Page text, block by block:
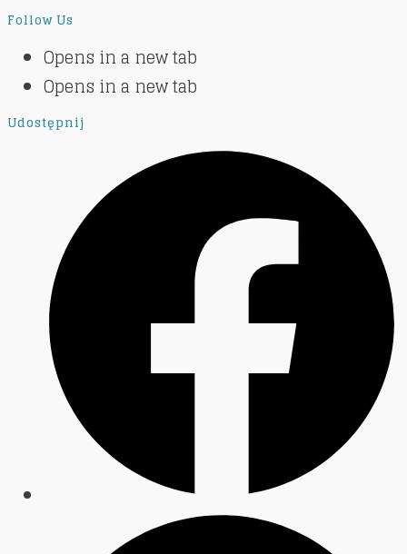
Follow Us
Opens in a new tab
Opens in a new tab
Udostępnij